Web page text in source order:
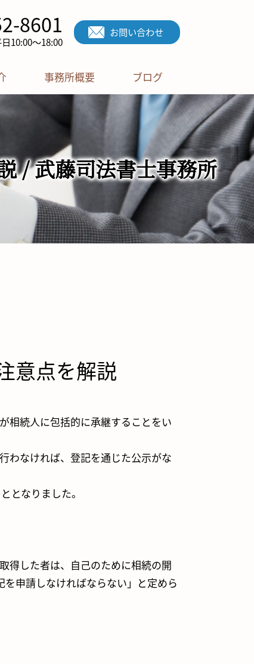
/ 武藤司法書士事務所
8601
10:00～18:00
お問い合わせ
事務所概要 ブログ
意点を解説
相続人に包括的に承継することをい
わなければ、登記を通じた公示がな
となりました。
得した者は、自己のために相続の開
申請しなければならない」と定めら